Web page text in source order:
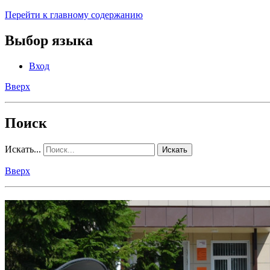
Перейти к главному содержанию
Выбор языка
Вход
Вверх
Поиск
Искать... Искать
Вверх